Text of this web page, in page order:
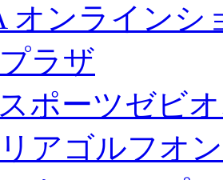
オンラインシ
ラザ
ポーツゼビ
アゴルフオ